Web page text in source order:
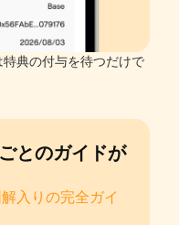
典の付与を待つだけで
とのガイドが
入りの完全ガイ